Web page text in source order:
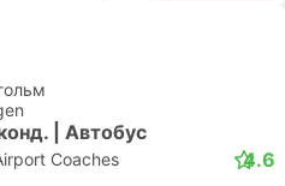
| Автобус
Coaches 4.6